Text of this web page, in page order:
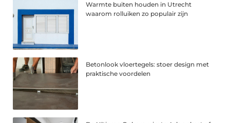
Warmte buiten houden in Utrecht
waarom rolluiken zo populair zijn
Betonlook vloertegels: stoer design met
praktische voordelen